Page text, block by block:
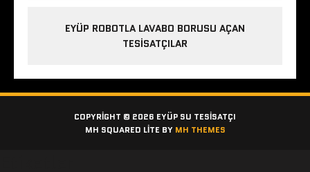
EYÜP ROBOTLA LAVABO BORUSU AÇAN
TESISATÇILAR
COPYRIGHT © 2026 EYÜP SU TESISATÇI
MH SQUARED LITE BY MH THEMES